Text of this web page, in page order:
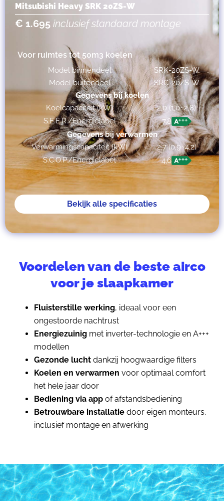
Mitsubishi Heavy SRK 20ZS-W
€ 1.695 inclusief standaard montage
Voor ruimtes tot 50m3 koelen
Model binnendeel
SRK-20ZS-W
Model buitendeel
SRC-20ZS-W
Gegevens bij koelen
Koelcapaciteit (kW)
2,0 (1,0~2,8)
S.E.E.R./Energielabel
7,8
Gegevens bij verwarmen
Verwarmingscapaciteit (kW)
2,7 (0,9~4,2)
S.C.O.P./Energielabel
4,6
Bekijk alle specificaties
Voordelen van de beste airco
voor je slaapkamer
Fluisterstille werking, ideaal voor een
ongestoorde nachtrust
Energiezuinig met inverter-technologie en A+++
modellen
Gezonde lucht dankzij hoogwaardige filters
Koelen en verwarmen voor optimaal comfort
het hele jaar door
Bediening via app of afstandsbediening
Betrouwbare installatie door eigen monteurs,
inclusief montage en afwerking